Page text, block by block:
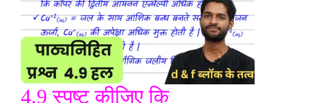
4.9 स्पष्ट कीजिए कि